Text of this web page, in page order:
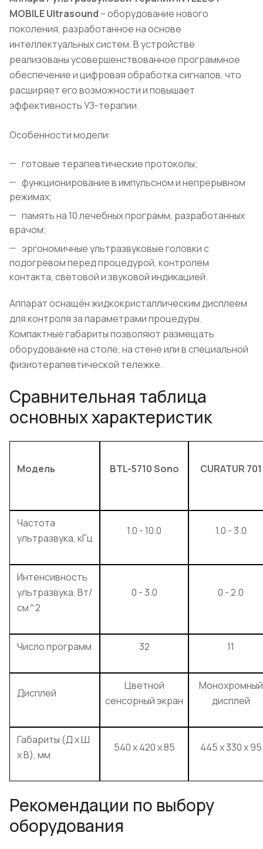
MOBILEUltrasound – оборудование нового
поколения, разработанное на основе
интеллектуальных систем. В устройстве
реализованы усовершенствованное программное
обеспечение и цифровая обработка сигналов, что
расширяет его возможности и повышает
эффективность УЗ-терапии.
Особенности модели:
готовые терапевтические протоколы;
функционирование в импульсном и непрерывном
режимах;
память на 10 лечебных программ, разработанных
врачом;
эргономичные ультразвуковые головки с
подогревом перед процедурой, контролем
контакта, световой и звуковой индикацией.
Аппарат оснащён жидкокристаллическим дисплеем
для контроля за параметрами процедуры.
Компактные габариты позволяют размещать
оборудование на столе, на стене или в специальной
физиотерапевтической тележке.
Сравнительная таблица
основных характеристик
Модель BTL-5710 Sono CURATUR 701
Частота
ультразвука, кГц
1.0 - 10.0 1.0 - 3.0
Интенсивность
ультразвука, Вт/
см^2
0 - 3.0 0 - 2.0
Число программ 32 11
Дисплей
Цветной
сенсорный экран
Монохромный
дисплей
Габариты (Д x Ш
x В), мм
540 x 420 x 85 445 x 330 x 95
Рекомендации по выбору
оборудования